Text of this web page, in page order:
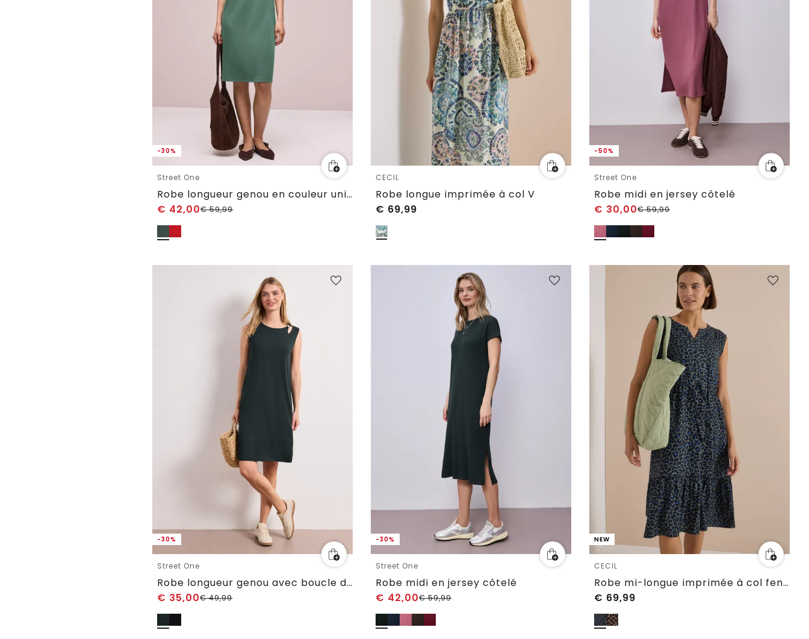
-30%
Street One
Robe longueur genou en couleur unie
€ 42,00€59,99
CECIL
Robe longue imprimée à col V
€ 69,99
-50%
Street One
Robe midi en jersey côtelé
€ 30,00€59,99
-30%
Street One
Robe longueur genou avec boucle décorative
€ 35,00€49,99
-30%
Street One
Robe midi en jersey côtelé
€ 42,00€59,99
NEW
CECIL
Robe mi-longue imprimée à col fendu
€ 69,99